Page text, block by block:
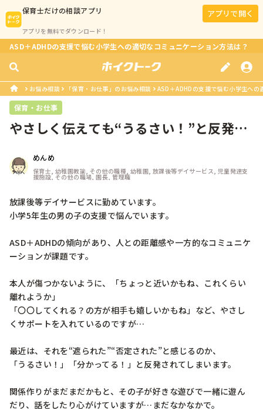
保育士だけの相談アプリ
アプリを無料でダウンロード！
アプリで開く
ASD＋ADHDの支援で悩む小学生への適切なコミュニケーション方法は？
お悩み相談 「保育・お仕事」のお悩み相談 ASD＋ADHDの支援で悩む小学生へ
保育・お仕事
やさしく伝えても“うるさい！”と反発さ
めんめ
保育士, 幼稚園教諭, その他の職種, 幼稚園, 放課後等デイサービス, 児童発達支
援施設, その他の職場, 園長, 管理職
放課後等デイサービスに勤めています。
小学5年生の男の子の支援で悩んでいます。
ASD＋ADHDの傾向があり、人との距離感や一方的なコミュニケ
ーションが課題です。
本人が傷つかないように、「ちょっと近いかもね、これくらい
離れようか」
「〇〇してくれる？の方が相手も嬉しいかもね」など、やさし
くサポートを入れているのですが…
最近は、それを“遮られた”“否定された”と感じるのか、
「うるさい！」「分かってる！」と反発されてしまいます。
関係作りがまだまだかもと、その子が好きな遊びで一緒に遊ん
だり、話をしたり心がけていますが…まだなかなかで。